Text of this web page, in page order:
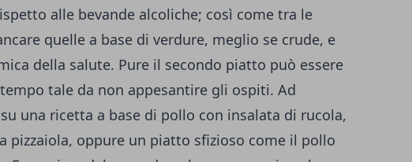
alle bevande alcoliche; così come tra le
quelle a base di verdure, meglio se crude, e
della salute. Pure il secondo piatto può essere
tale da non appesantire gli ospiti. Ad
una ricetta a base di pollo con insalata di rucola,
pizzaiola, oppure un piatto sfizioso come il pollo